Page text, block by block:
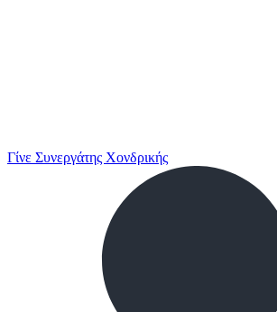
Γίνε Συνεργάτης Χονδρικής